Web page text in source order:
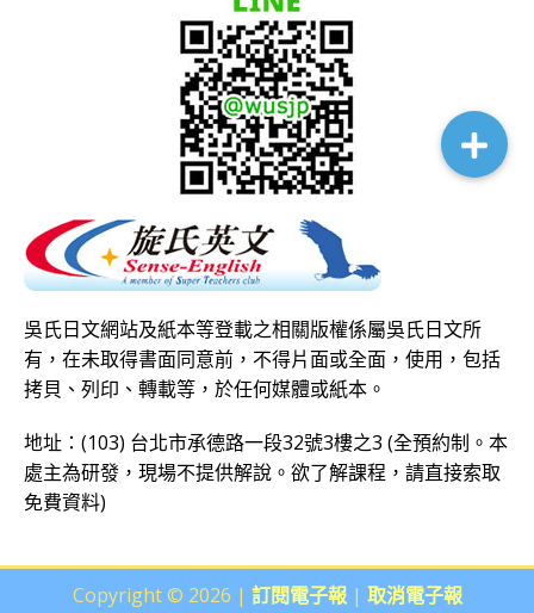
吳氏日文網站及紙本等登載之相關版權係屬吳氏日文所
有，在未取得書面同意前，不得片面或全面，使用，包括
拷貝、列印、轉載等，於任何媒體或紙本。
地址：(103) 台北市承德路一段32號3樓之3 (全預約制。本
處主為研發，現場不提供解說。欲了解課程，請直接索取
免費資料)
Copyright © 2026 | 訂閱電子報| 取消電子報